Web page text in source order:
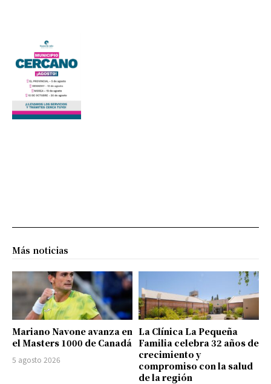
Más noticias
Mariano Navone avanza en
el Masters 1000 de Canadá
5 agosto 2026
La Clínica La Pequeña
Familia celebra 32 años de
crecimiento y
compromiso con la salud
de la región